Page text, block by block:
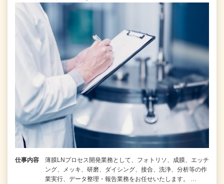
仕事内容
薄膜LNプロセス開発業務として、フォトリソ、成膜、エッチ
ング、メッキ、研磨、ダイシング、接合、洗浄、分析等の作
業実行、データ整理・報告業務をお任せいたします。 …